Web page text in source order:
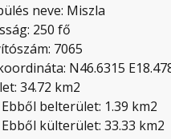
neve: Miszla
250 fő
7065
N46.6315
34.72 km2
Ebből belterület: 1.39 km2
Ebből külterület: 33.33 km2